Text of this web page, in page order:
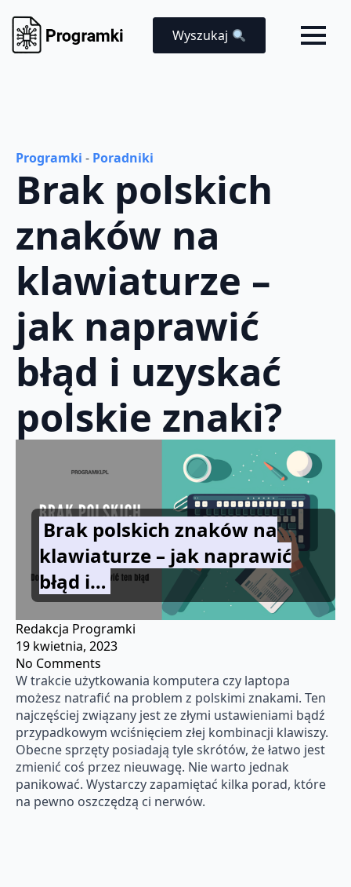
Wyszukaj
Programki - Poradniki
Brak polskich
znaków na
klawiaturze –
jak naprawić
błąd i uzyskać
polskie znaki?
Brak polskich znaków na
klawiaturze – jak naprawić
błąd i…
Redakcja Programki
19 kwietnia, 2023
No Comments
W trakcie użytkowania komputera czy laptopa
możesz natrafić na problem z polskimi znakami. Ten
najczęściej związany jest ze złymi ustawieniami bądź
przypadkowym wciśnięciem złej kombinacji klawiszy.
Obecne sprzęty posiadają tyle skrótów, że łatwo jest
zmienić coś przez nieuwagę. Nie warto jednak
panikować. Wystarczy zapamiętać kilka porad, które
na pewno oszczędzą ci nerwów.